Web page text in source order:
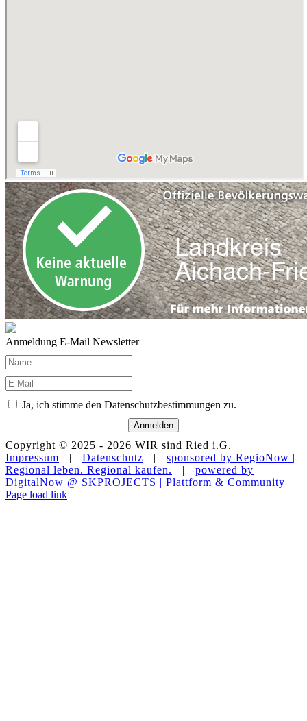
Anmeldung E-Mail Newsletter
Ja, ich stimme den Datenschutzbestimmungen zu.
Anmelden
Copyright © 2025 - 2026 WIR sind Ried i.G. |
Impressum | Datenschutz | sponsored by RegioNow |
Regional leben. Regional kaufen.
| powered by
DigitalNow @ SKPROJECTS | Plattform & Community
E-
WhatsApp
Facebook
Instagram
YouTube
Page load link